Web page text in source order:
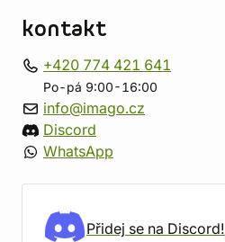
kontakt
+420 774 421 641
Po-pá 9:00-16:00
info@imago.cz
Discord
WhatsApp
Přidej se na Discord!